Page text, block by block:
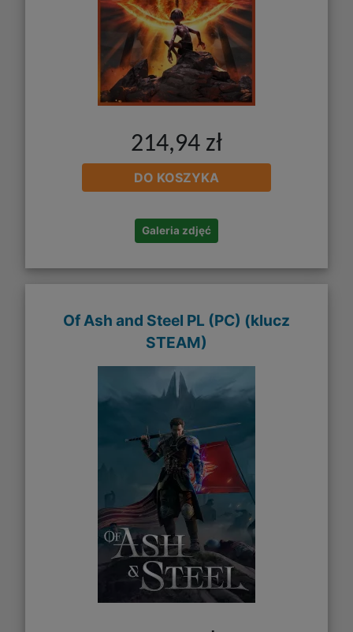
214,94 zł
DO KOSZYKA
Galeria zdjęć
Of Ash and Steel PL (PC) (klucz
STEAM)